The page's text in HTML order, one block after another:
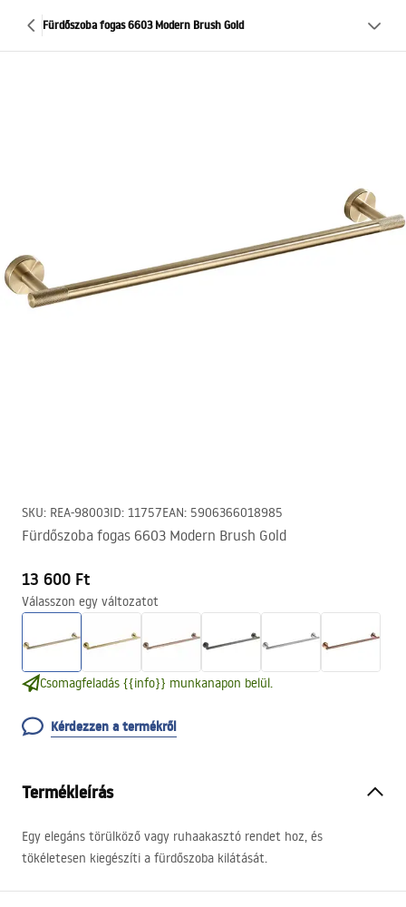
Fürdőszoba fogas 6603 Modern Brush Gold
SKU: REA-98003ID: 11757EAN: 5906366018985
Fürdőszoba fogas 6603 Modern Brush Gold
13 600 Ft
Válasszon egy változatot
Csomagfeladás {{info}} munkanapon belül.
Kérdezzen a termékről
Termékleírás
Egy elegáns törülköző vagy ruhaakasztó rendet hoz, és
tökéletesen kiegészíti a fürdőszoba kilátását.